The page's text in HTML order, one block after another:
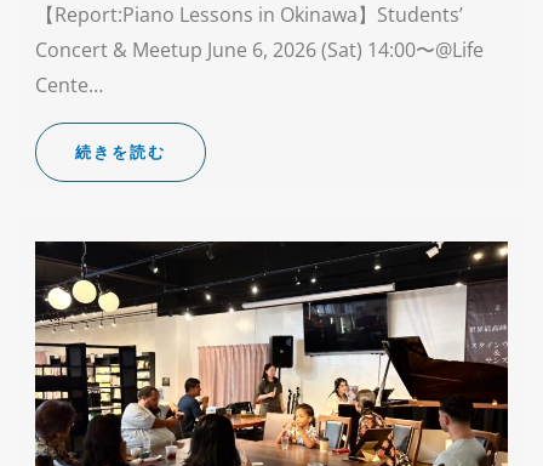
【Report:Piano Lessons in Okinawa】Students’
Concert & Meetup June 6, 2026 (Sat) 14:00〜@Life
Cente…
続きを読む